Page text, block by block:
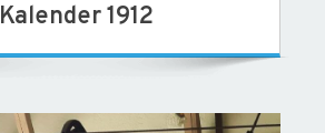
Kalender 1912